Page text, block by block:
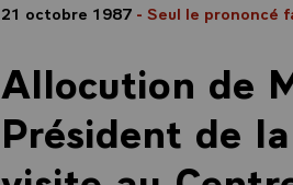
21 octobre 1987 - Seul le prononcé
Allocution de
Président de